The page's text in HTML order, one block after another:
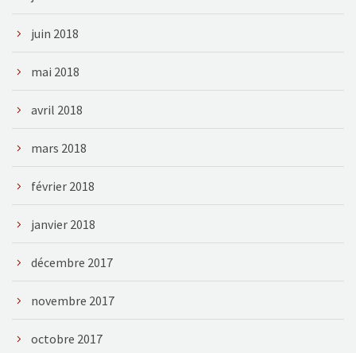
juin 2018
mai 2018
avril 2018
mars 2018
février 2018
janvier 2018
décembre 2017
novembre 2017
octobre 2017